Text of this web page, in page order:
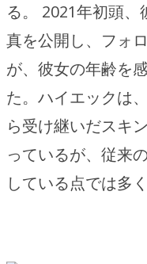
る。 2021年初頭
真を公開し、フォ
が、彼女の年齢を
た。ハイエックは
ら受け継いだスキ
っているが、従来
している点では多